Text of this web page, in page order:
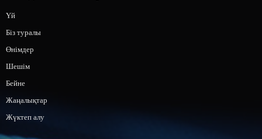
Үй
Біз туралы
Өнімдер
Шешім
Бейне
Жаңалықтар
Жүктеп алу